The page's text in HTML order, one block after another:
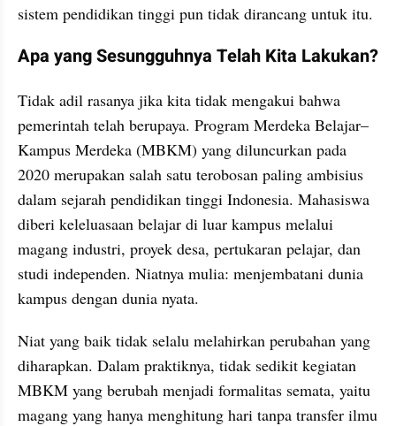
sistem pendidikan tinggi pun tidak dirancang untuk itu.
Apa yang Sesungguhnya Telah Kita Lakukan?
Tidak adil rasanya jika kita tidak mengakui bahwa
pemerintah telah berupaya. Program Merdeka Belajar–
Kampus Merdeka (MBKM) yang diluncurkan pada
2020 merupakan salah satu terobosan paling ambisius
dalam sejarah pendidikan tinggi Indonesia. Mahasiswa
diberi keleluasaan belajar di luar kampus melalui
magang industri, proyek desa, pertukaran pelajar, dan
studi independen. Niatnya mulia: menjembatani dunia
kampus dengan dunia nyata.
Niat yang baik tidak selalu melahirkan perubahan yang
diharapkan. Dalam praktiknya, tidak sedikit kegiatan
MBKM yang berubah menjadi formalitas semata, yaitu
magang yang hanya menghitung hari tanpa transfer ilmu